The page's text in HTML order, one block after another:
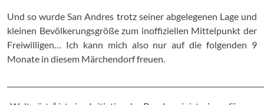
Und so wurde San Andres trotz seiner abgelegenen Lage und
kleinen Bevölkerungsgröße zum inoffiziellen Mittelpunkt der
Freiwilligen… Ich kann mich also nur auf die folgenden 9
Monate in diesem Märchendorf freuen.